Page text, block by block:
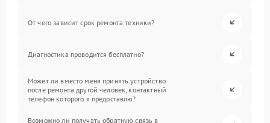
От чего зависит срок ремонта техники?
Диагностика проводится бесплатно?
Может ли вместо меня принять устройство
после ремонта другой человек, контактный
телефон которого я предоставлю?
Возможно ли получать обратную связь в